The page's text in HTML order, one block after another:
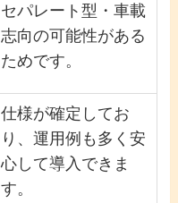
セパレート型・車載
志向の可能性がある
ためです。
仕様が確定してお
り、運用例も多く安
心して導入できま
す。